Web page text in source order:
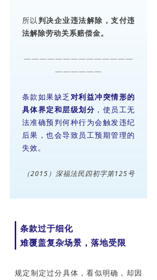
所以 判决企业违法解除 ，支付违
法解除劳动关系赔偿金。
——————————————
——————
条款如果缺乏 对利益冲突情形的
具体界定和层级划分 ，使员工无
法准确预判何种行为会触发违纪
后果，也会导致员工预期管理的
失效。
（2015）深福法民四初字第125号
条款过于细化
难覆盖复杂场景，落地受限
规定制定过分具体，看似明确，却因